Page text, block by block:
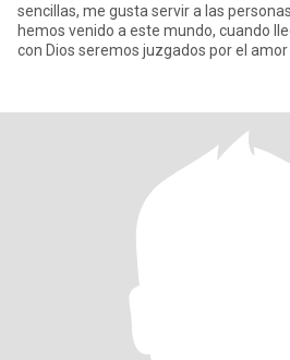
sencillas, me gusta servir a las
hemos venido a este mundo, cuando
con Dios seremos juzgados por el amor